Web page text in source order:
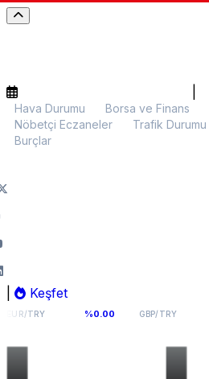
Hava Durumu Borsa ve Finans
Nöbetçi Eczaneler
Trafik Durumu
Burçlar
Keşfet
%0.00 GBP/TRY 64,0893 %0.00